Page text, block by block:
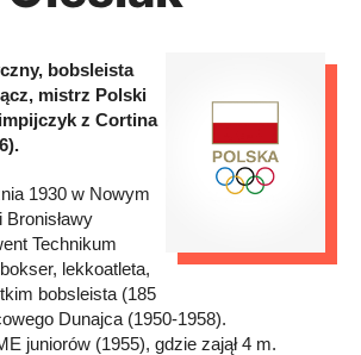
bobsleista
mistrz Polski
z Cortina
1930 w Nowym
Technikum
lekkoatleta,
bobsleista (185
Dunajca (1950-1958).
juniorów (1955), gdzie zajął 4 m.